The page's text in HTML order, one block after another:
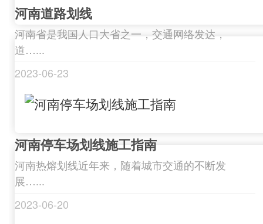
河南道路划线
河南省是我国人口大省之一，交通网络发达，
道…...
2023-06-23
河南停车场划线施工指南
河南热熔划线近年来，随着城市交通的不断发
展…...
2023-06-20